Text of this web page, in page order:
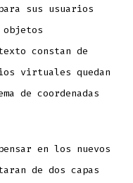
sus usuarios
objetos
constan de
virtuales quedan
de coordenadas
en los nuevos
de dos capas